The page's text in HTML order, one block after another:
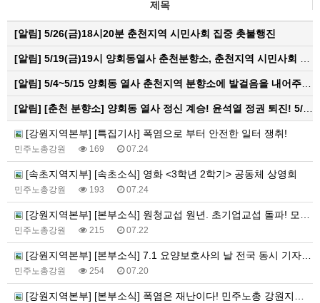
제목
[알림] 5/26(금)18시20분 춘천지역 시민사회 집중 촛불행진
[알림] 5/19(금)19시 양회동열사 춘천분향소, 춘천지역 시민사회 집중촛불문화제
[알림] 5/4~5/15 양회동 열사 춘천지역 분향소에 발걸음을 내어주신 모든 분들께 감사인사를 올립니다.
[알림] [춘천 분향소] 양회동 열사 정신 계승! 윤석열 정권 퇴진! 5/15 건설노조 파업전야 춘천 현수막 대첩 활동 보고
[강원지역본부] [특집기사] 폭염으로 부터 안전한 일터 쟁취!
민주노총강원 169 07.24
[속초지역지부] [속초소식] 영화 <3학년 2학기> 공동체 상영회
민주노총강원 193 07.24
[강원지역본부] [본부소식] 원청교섭 원년. 초기업교섭 돌파! 모든 노동자의 노동기본권 쟁취! 민주노총 7.15 총파업대회
민주노총강원 215 07.22
[강원지역본부] [본부소식] 7.1 요양보호사의 날 전국 동시 기자회견
민주노총강원 254 07.20
[강원지역본부] [본부소식] 폭염은 재난이다! 민주노총 강원지역본부 폭염감시단 선포 기자회견